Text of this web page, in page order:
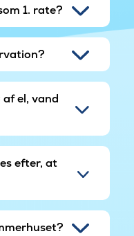
1. rate?
el, vand
efter, at